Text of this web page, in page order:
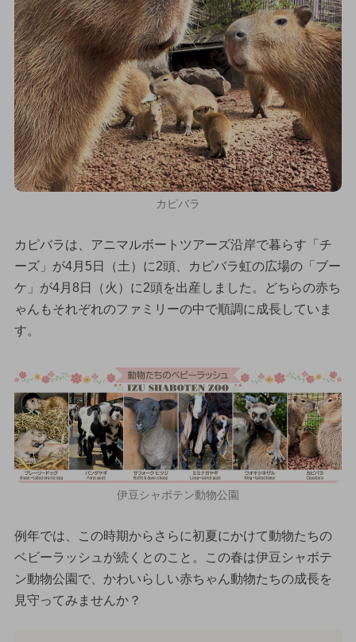
カピバラ
カピバラは、アニマルボートツアーズ沿岸で暮らす「チ
ーズ」が4月5日（土）に2頭、カピバラ虹の広場の「ブー
ケ」が4月8日（火）に2頭を出産しました。どちらの赤ち
ゃんもそれぞれのファミリーの中で順調に成長していま
す。
伊豆シャボテン動物公園
例年では、この時期からさらに初夏にかけて動物たちの
ベビーラッシュが続くとのこと。この春は伊豆シャボテ
ン動物公園で、かわいらしい赤ちゃん動物たちの成長を
見守ってみませんか？